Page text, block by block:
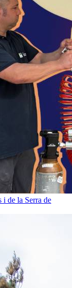
i de la Serra de